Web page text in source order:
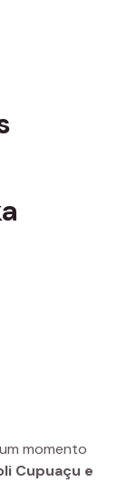
momento
Cupuaçu e